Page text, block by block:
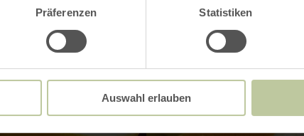
Präferenzen Statistiken
Auswahl erlauben